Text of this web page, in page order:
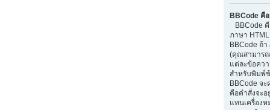
BBCode คือ
BBCode
ภาษา
BBCode ถ้
(คุณสามารถ
แต่ละข้อคว
สำหรับพิมพ์
BBCode จ
คือคำสั่งจะอ
แทนเครื่องห